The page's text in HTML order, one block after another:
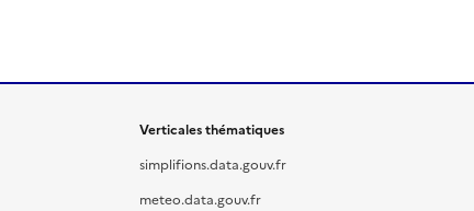
Verticales thématiques
simplifions.data.gouv.fr
meteo.data.gouv.fr